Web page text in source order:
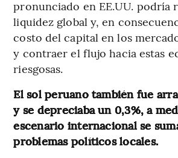
pronunciado en EE.UU. podría
liquidez global y, en
costo del capital en los
y contraer el flujo hacia estas
riesgosas.
El sol peruano también fue
y se depreciaba un 0,3%, a
escenario internacional se
problemas políticos locales.